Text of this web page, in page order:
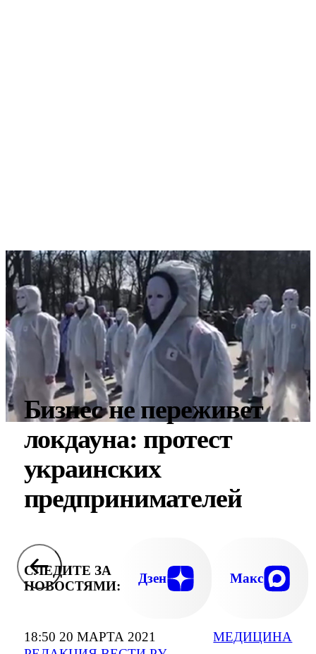
18:50 20 МАРТА 2021
МЕДИЦИНА
Бизнес не переживет
локдауна: протест
украинских
предпринимателей
СЛЕДИТЕ ЗА
НОВОСТЯМИ:
Дзен Макс